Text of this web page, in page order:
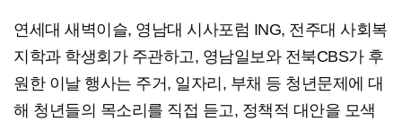
연세대 새벽이슬, 영남대 시사포럼 ING, 전주대 사회복
지학과 학생회가 주관하고, 영남일보와 전북CBS가 후
원한 이날 행사는 주거, 일자리, 부채 등 청년문제에 대
해 청년들의 목소리를 직접 듣고, 정책적 대안을 모색